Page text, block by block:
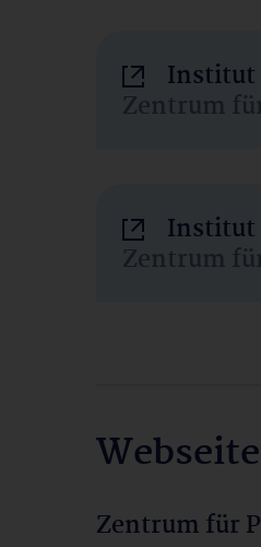
Institut
Zentrum
Institut
Zentrum
Zentrum für